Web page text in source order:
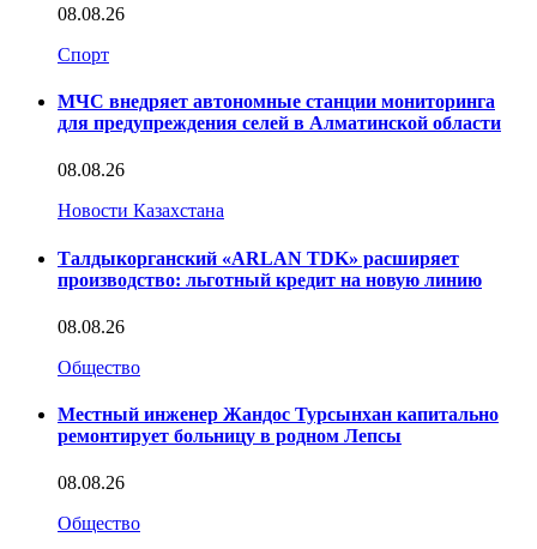
08.08.26
Спорт
МЧС внедряет автономные станции мониторинга
для предупреждения селей в Алматинской области
08.08.26
Новости Казахстана
Талдыкорганский «ARLAN TDK» расширяет
производство: льготный кредит на новую линию
08.08.26
Общество
Местный инженер Жандос Турсынхан капитально
ремонтирует больницу в родном Лепсы
08.08.26
Общество